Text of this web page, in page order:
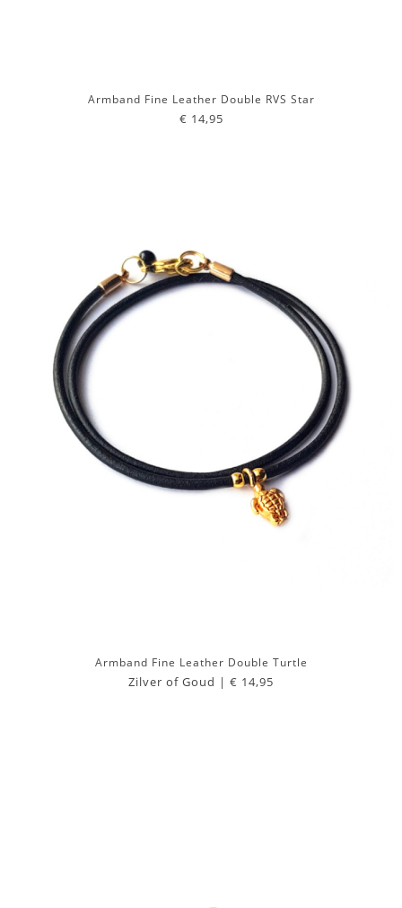
Armband Fine Leather Double RVS Star
€ 14,95
Armband Fine Leather Double Turtle
Zilver of Goud | € 14,95